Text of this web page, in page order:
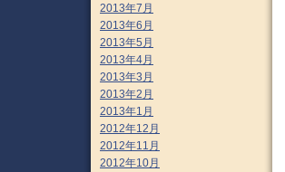
2013年7月
2013年6月
2013年5月
2013年4月
2013年3月
2013年2月
2013年1月
2012年12月
2012年11月
2012年10月